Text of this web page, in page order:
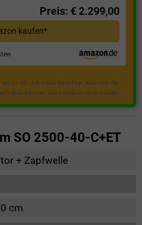
Preis: € 2.299,00
kaufen*
21:50 . Ich weise darauf hin, dass sich die
haben können. Alle Angaben ohne Gewähr.
SO 2500-40-C+ET
+ Zapfwelle
cm